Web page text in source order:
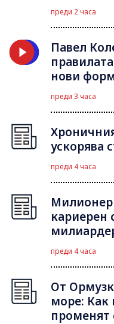
преди 2 часа
Павел
нови
преди 3 часа
ускорява
преди 4 часа
Милионер
кариерен
преди 4 часа
От
море: Как
променят